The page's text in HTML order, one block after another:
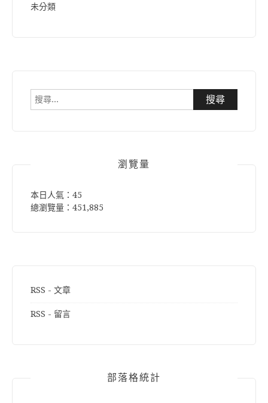
未分類
搜
瀏覽量
本日人氣：45
總瀏覽量：451,885
RSS - 文章
RSS - 留言
部落格統計